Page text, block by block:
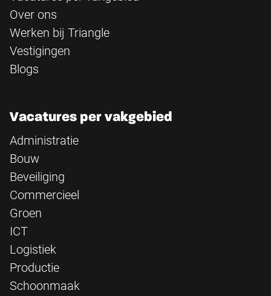
Over ons
Werken bij Triangle
Vestigingen
Blogs
Vacatures per vakgebied
Administratie
Bouw
Beveiliging
Commercieel
Groen
ICT
Logistiek
Productie
Schoonmaak